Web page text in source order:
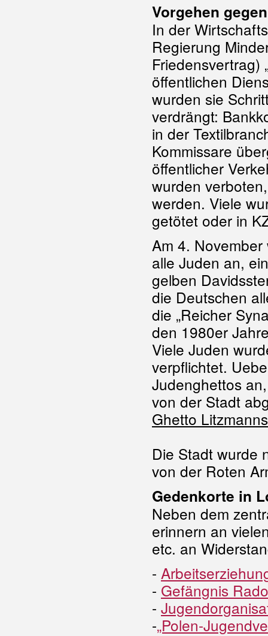
Vorgehen
In der
Regierung
Friedensvertrag)
öffentlichen
wurden sie
verdrängt:
in der
Kommissare
öffentlicher
wurden
werden. Viele
getötet oder in
Am 4.
alle Juden an,
gelben
die Deutschen
die „Reicher
den 1980er
Viele Juden
verpflichtet.
Judenghettos
von der Stadt
Ghetto
Die Stadt wurde
von der Roten
Gedenkorte in
Neben dem
erinnern an
etc. an
-
- Gefängnis
-
-„Polen-